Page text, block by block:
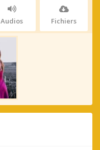
Audios Fichiers